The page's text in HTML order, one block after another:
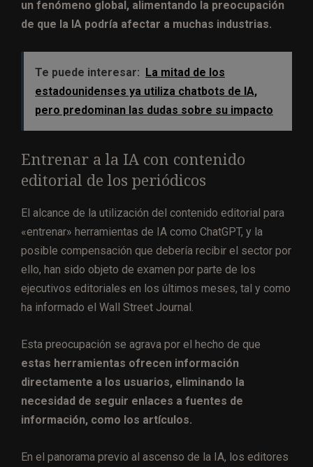
un fenómeno global, alimentando la preocupación
de que la IA podría afectar a muchas industrias.
Te puede interesar:
La mitad de los
estadounidenses ya utiliza chatbots de IA,
pero predominan las dudas sobre su impacto
Entrenar a la IA con contenido
editorial de los periódicos
El alcance de la utilización del contenido editorial para
«entrenar» herramientas de IA como ChatGPT, y la
posible compensación que debería recibir el sector por
ello, han sido objeto de examen por parte de los
ejecutivos editoriales en los últimos meses, tal y como
ha informado el Wall Street Journal.
Esta preocupación se agrava por el hecho de que
estas herramientas ofrecen información
directamente a los usuarios, eliminando la
necesidad de seguir enlaces a fuentes de
información, como los artículos.
En el panorama previo al ascenso de la IA, los editores